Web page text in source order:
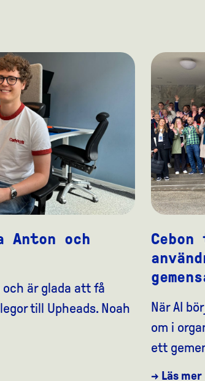
Anton och
är glada att få
till Upheads. Noah
När AI
om i
ett
→ Läs mer